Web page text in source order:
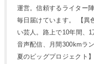
運営。信頼するライター
毎日届けています。 【異
い芸人。路上で10年間、
音声配信、月間300kmラ
夏のビッグプロジェクト